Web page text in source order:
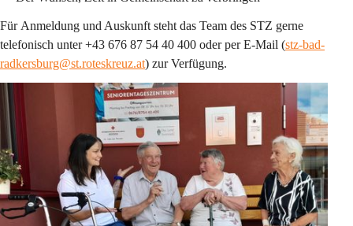
Für Anmeldung und Auskunft steht das Team des STZ gerne
telefonisch unter +43 676 87 54 40 400 oder per E-Mail (stz-bad-
radkersburg@st.roteskreuz.at) zur Verfügung.